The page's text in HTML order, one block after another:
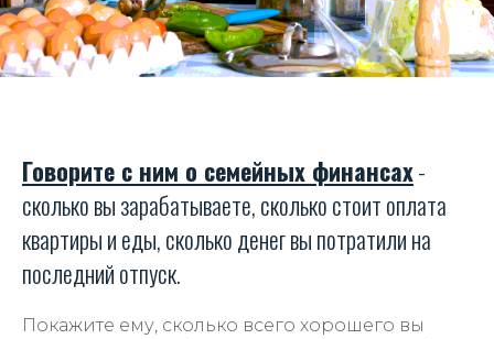
Говорите с ним о семейных финансах-
сколько вы зарабатываете, сколько стоит оплата
квартиры и еды, сколько денег вы потратили на
последний отпуск.
Покажите ему, сколько всего хорошего вы